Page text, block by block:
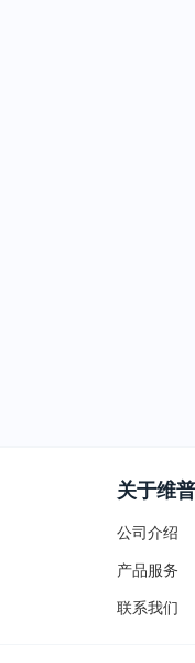
关于维普
公司介绍
产品服务
联系我们